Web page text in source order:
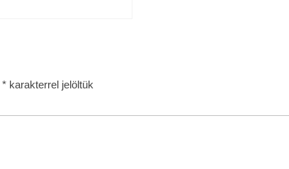
* karakterrel jelöltük